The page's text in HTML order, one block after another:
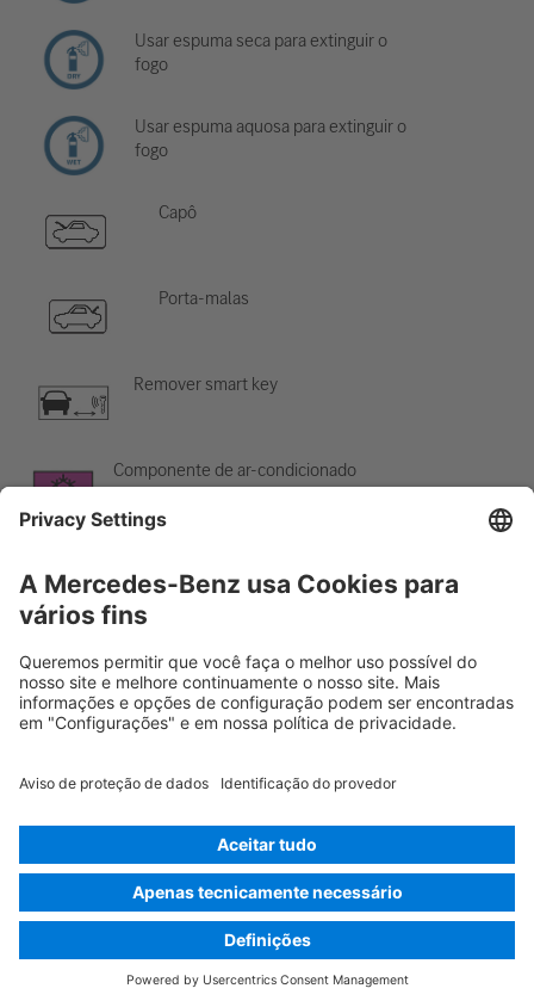
Usar espuma seca para extinguir o
fogo
Usar espuma aquosa para extinguir o
fogo
Capô
Porta-malas
Remover smart key
Componente de ar-condicionado
ID-Nr.: 214.246
Selecionar idioma
© 2026Mercedes-Benz AG
Identificação do fornecedor
Configurações de cookies
Cookies
Proteção de dados Indicações legais